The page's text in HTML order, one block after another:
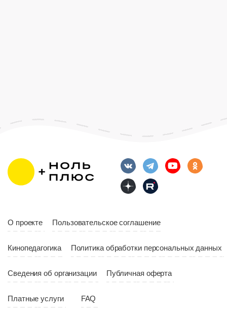
О проекте Пользовательское соглашение
Кинопедагогика Политика обработки персональных данных
Сведения об организации Публичная оферта
Платные услуги FAQ